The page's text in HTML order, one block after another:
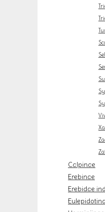
Calpinae
Erebinae
Erebidae